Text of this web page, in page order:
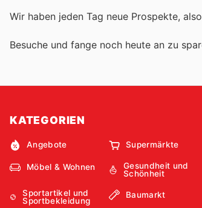
Wir haben jeden Tag neue Prospekte,
Besuche und fange noch heute an zu
KATEGORIEN
Angebote Supermärkte
Möbel & Wohnen
Gesundheit und
Schönheit
Sportartikel und
Sportbekleidung
Baumarkt